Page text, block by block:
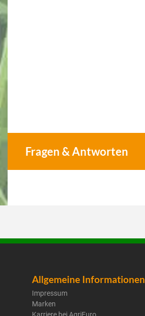
Fragen & Antworten
Allgemeine Informationen
Impressum
Marken